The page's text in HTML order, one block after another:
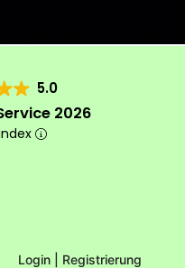
5.0
2026
Login | Registrierung